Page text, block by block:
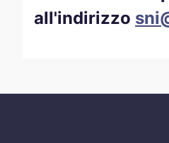
all'indirizzo